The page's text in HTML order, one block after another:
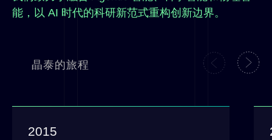
能，以 AI 时代的科研新范式重构创新边界。
晶泰的旅程
2015